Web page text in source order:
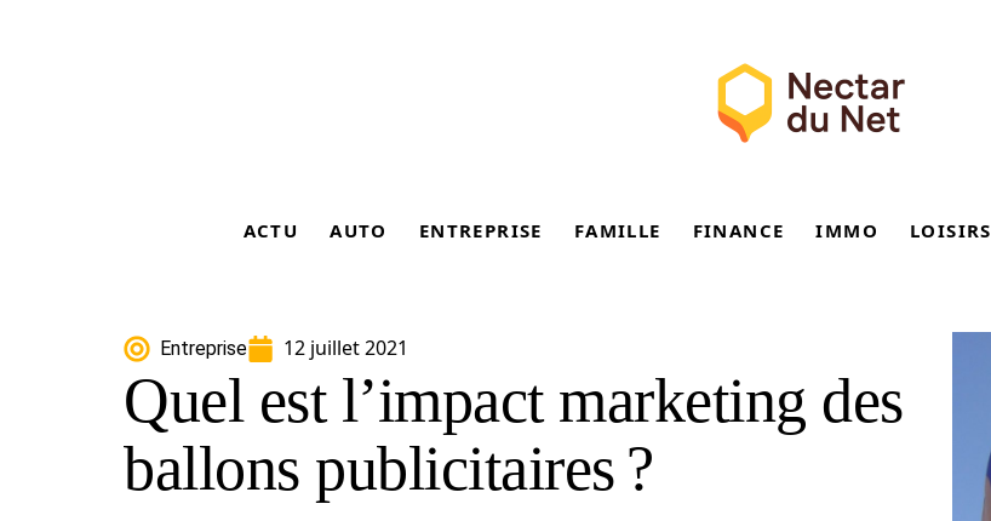
ACTU AUTO ENTREPRISE FAMILLE FINANCE IMMO LOISIRS
Entreprise 12 juillet 2021
Quel est l’impact marketing des
ballons publicitaires ?